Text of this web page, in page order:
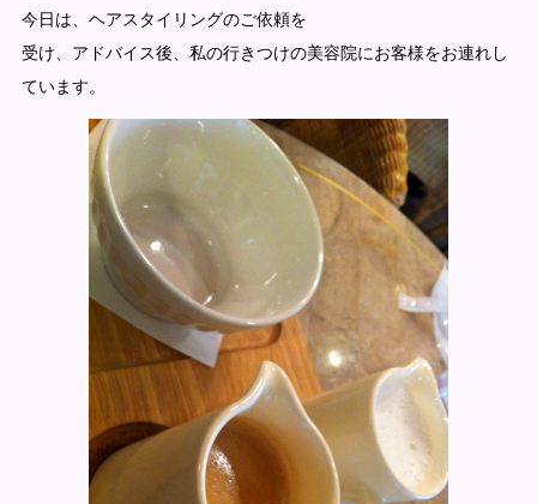
今日は、ヘアスタイリングのご依頼を
受け、アドバイス後、私の行きつけの美容院にお客様をお連れし
ています。